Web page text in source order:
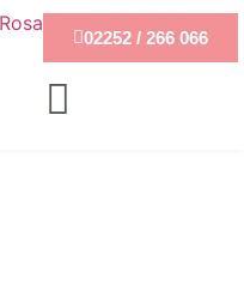
02252 / 266 066